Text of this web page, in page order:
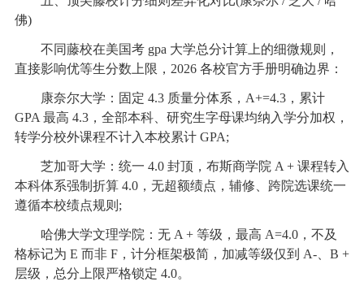
佛)
不同藤校在美国考 gpa 大学总分计算上的细微规则，
直接影响优等生分数上限，2026 各校官方手册明确边界：
康奈尔大学：固定 4.3 质量分体系，A+=4.3，累计
GPA 最高 4.3，全部本科、研究生字母课均纳入学分加权，
转学分校外课程不计入本校累计 GPA;
芝加哥大学：统一 4.0 封顶，布斯商学院 A + 课程转入
本科体系强制折算 4.0，无超额绩点，辅修、跨院选课统一
遵循本校绩点规则;
哈佛大学文理学院：无 A + 等级，最高 A=4.0，不及
格标记为 E 而非 F，计分框架极简，加减等级仅到 A-、B +
层级，总分上限严格锁定 4.0。